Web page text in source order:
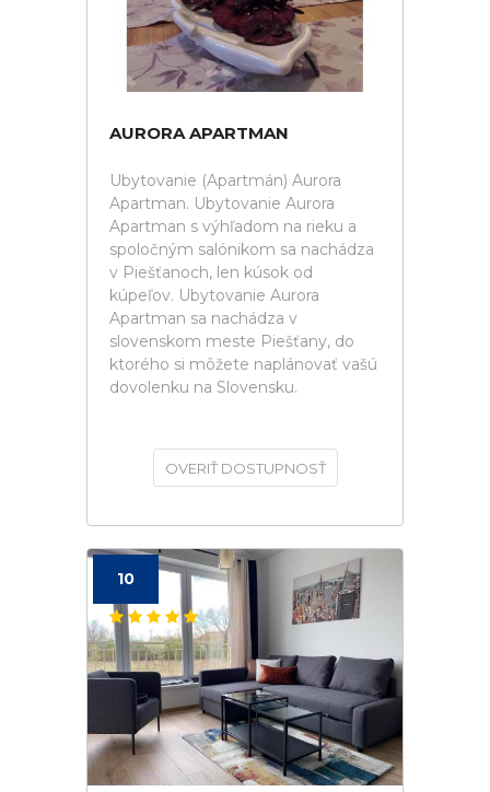
AURORA APARTMAN
Ubytovanie (Apartmán) Aurora
Apartman. Ubytovanie Aurora
Apartman s výhľadom na rieku a
spoločným salónikom sa nachádza
v Piešťanoch, len kúsok od
kúpeľov. Ubytovanie Aurora
Apartman sa nachádza v
slovenskom meste Piešťany, do
ktorého si môžete naplánovať vašú
dovolenku na Slovensku.
OVERIŤ DOSTUPNOSŤ
10